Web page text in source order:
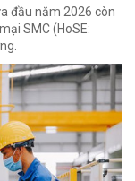
đầu năm 2026 còn
SMC (HoSE: